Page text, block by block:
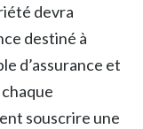
devra
destiné à
d’assurance et
souscrire une